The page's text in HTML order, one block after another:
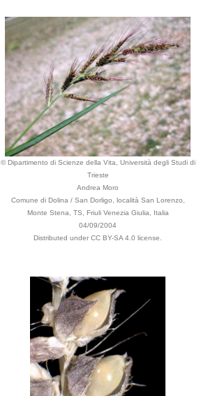
© Dipartimento di Scienze della Vita, Università degli Studi di
Trieste
Andrea Moro
Comune di Dolina / San Dorligo, località San Lorenzo,
Monte Stena, TS, Friuli Venezia Giulia, Italia
04/09/2004
Distributed under CC BY-SA 4.0 license.